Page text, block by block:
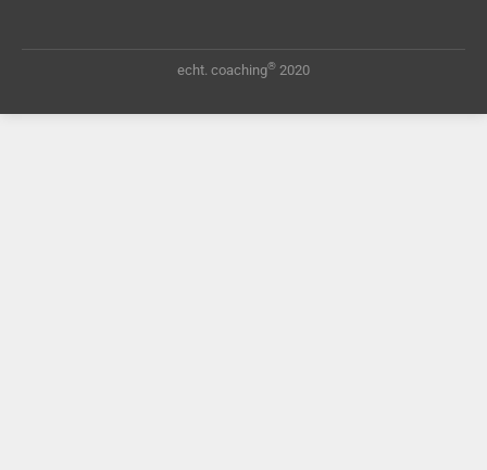
echt. coaching® 2020